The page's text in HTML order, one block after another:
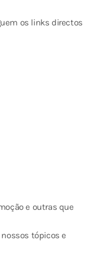
os links directos
e outras que
tópicos e